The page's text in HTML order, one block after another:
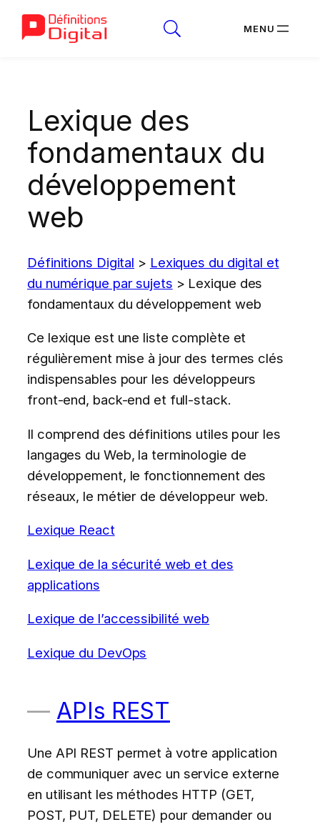
contenu
Lexique des
fondamentaux du
développement
web
Définitions Digital > Lexiques du digital et
du numérique par sujets > Lexique des
fondamentaux du développement web
Ce lexique est une liste complète et
régulièrement mise à jour des termes clés
indispensables pour les développeurs
front-end, back-end et full-stack.
Il comprend des définitions utiles pour les
langages du Web, la terminologie de
développement, le fonctionnement des
réseaux, le métier de développeur web.
Lexique React
Lexique de la sécurité web et des
applications
Lexique de l’accessibilité web
Lexique du DevOps
APIs REST
Une API REST permet à votre application
de communiquer avec un service externe
en utilisant les méthodes HTTP (GET,
POST, PUT, DELETE) pour demander ou